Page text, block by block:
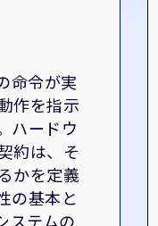
命令が実
作を指示
ハードウ
約は、そ
かを定義
の基本と
ステムの